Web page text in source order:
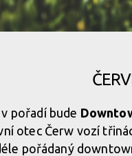
pořadí bude
otec Čerw vozí
pořádaný